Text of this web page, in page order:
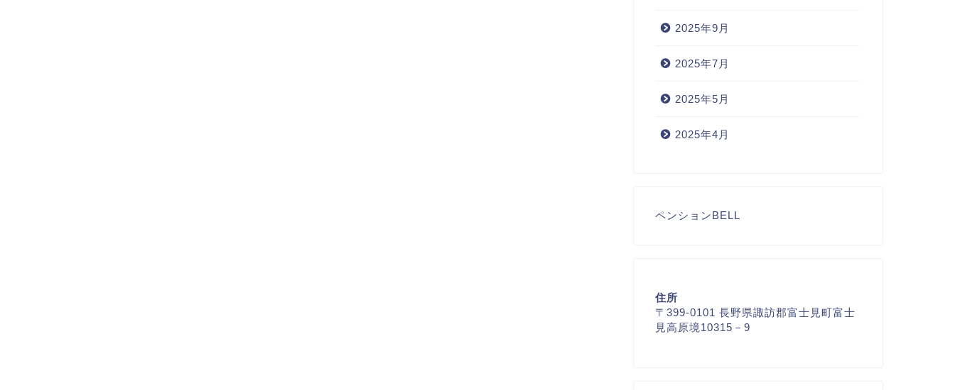
2025年9月
2025年7月
2025年5月
2025年4月
ペンションBELL
住所
〒399‐0101 長野県諏訪郡富士見町富士
見高原境10315－9